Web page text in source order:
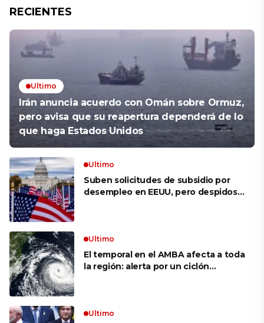
RECIENTES
Ultimo
Irán anuncia acuerdo con Omán sobre Ormuz,
pero avisa que su reapertura dependerá de lo
que haga Estados Unidos
Ultimo
Suben solicitudes de subsidio por
desempleo en EEUU, pero despidos
Ultimo
El temporal en el AMBA afecta a toda
la región: alerta por un ciclón
Ultimo